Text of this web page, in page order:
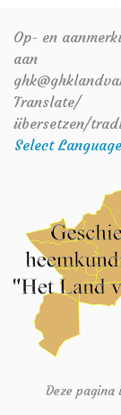
Op- en
aan
Translate/
übersetzen/
Select Language
Deze